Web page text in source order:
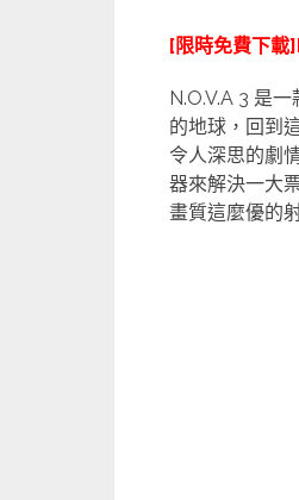
[限時免費下
N.O.V.A 3 是
的地球，回到
令人深思的劇
器來解決一大
畫質這麼優的